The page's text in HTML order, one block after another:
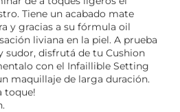
Tiene un acabado mate
y gracias a su fórmula oil
liviana en la piel. A prueba
sudor, disfrutá de tu Cushion
con el Infaillible Setting
maquillaje de larga duración.
toque!